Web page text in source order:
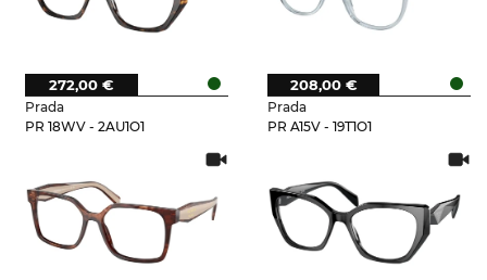
Prada
PR 18WV - 2AU1O1
272,00 €
Prada
PR A15V - 19T1O1
208,00 €